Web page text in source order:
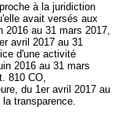
à la juridiction
avait versés aux
2016 au 31 mars 2017,
avril 2017 au 31
d'une activité
2016 au 31 mars
810 CO,
du 1er avril 2017 au
la transparence.